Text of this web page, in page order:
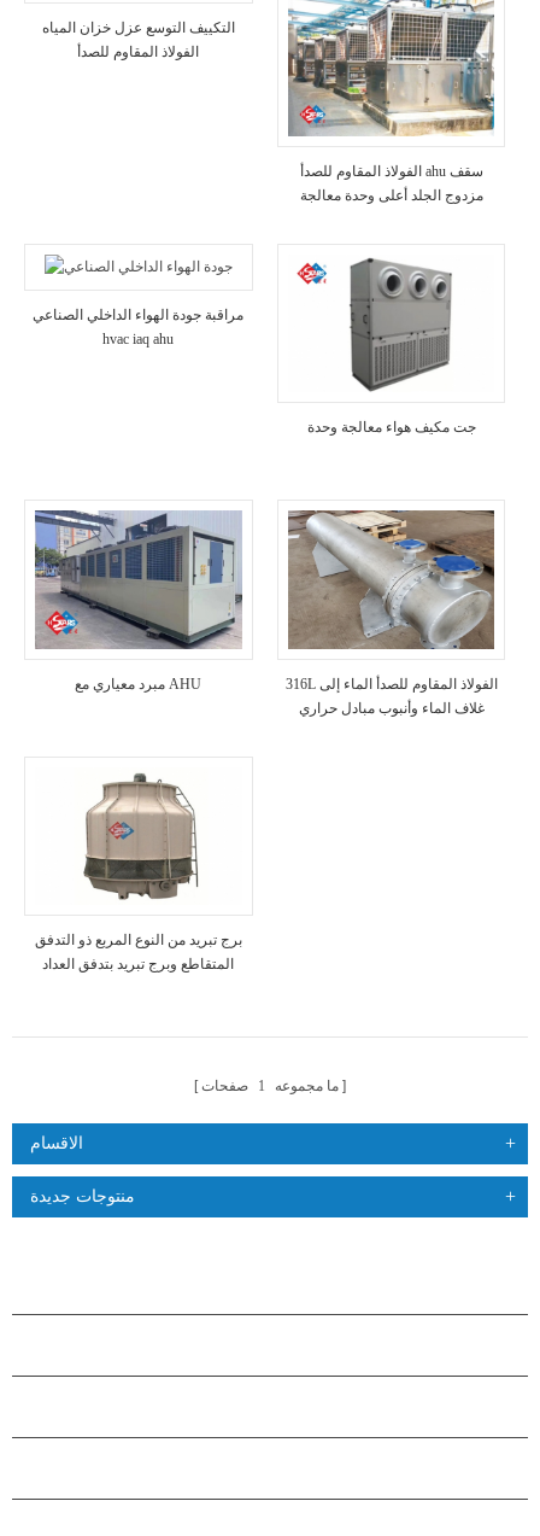
التكييف التوسع عزل خزان المياه
الفولاذ المقاوم للصدأ
الفولاذ المقاوم للصدأ ahu سقف
مزدوج الجلد أعلى وحدة معالجة
مراقبة جودة الهواء الداخلي الصناعي
hvac iaq ahu
جت مكيف هواء معالجة وحدة
مبرد معياري مع AHU
316L الفولاذ المقاوم للصدأ الماء إلى
غلاف الماء وأنبوب مبادل حراري
برج تبريد من النوع المربع ذو التدفق
المتقاطع وبرج تبريد بتدفق العداد
ما مجموعه 1 صفحات
الاقسام
منتوجات جديدة